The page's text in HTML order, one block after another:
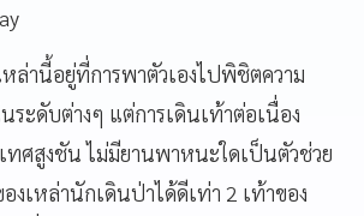
ล่านี้อยู่ที่การพาตัวเองไปพิชิตความ
นระดับต่างๆ แต่การเดินเท้าต่อเนื่อง
ทศสูงชัน ไม่มียานพาหนะใดเป็นตัวช่วย
งเหล่านักเดินป่าได้ดีเท่า 2 เท้าของ